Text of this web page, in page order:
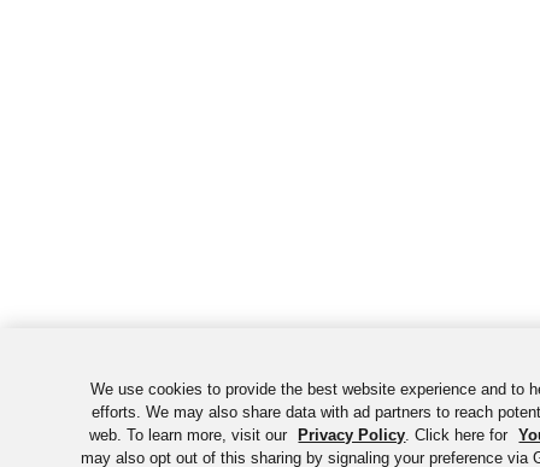
We use cookies to provide the best website experience and to
efforts. We may also share data with ad partners to reach
web. To learn more, visit our
Privacy Policy. Click here for
may also opt out of this sharing by signaling your preference via